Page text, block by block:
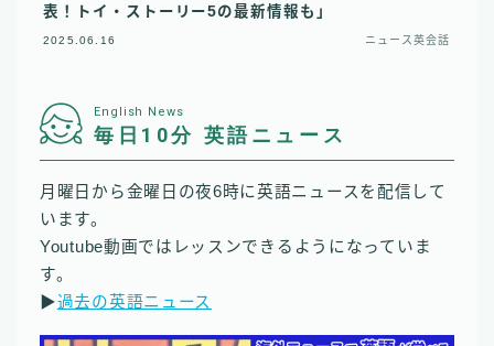
表！トイ・ストーリー5の最新情報も」
2025.06.16 ニュース英会話
English News
毎日10分 英語ニュース
月曜日から金曜日の夜6時に英語ニュースを配信して
います。
Youtube動画ではレッスンできるようになっていま
す。
▶︎過去の英語ニュース